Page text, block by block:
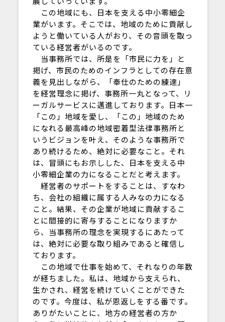
この地域にも、日本を支える中小零細企
業がいます。そこでは、地域のために貢献し
ようと働いている人がおり、その音頭を取っ
ている経営者がいるのです。
当事務所では、所是を「市民に力を」と
掲げ、市民のためのインフラとしての存在意
義を見出しながら、「奉仕のための練達」
を経営理念に掲げ、事務所一丸となって、リ
ーガルサービスに邁進しております。日本一
「この」地域を愛し、「この」地域のため
になれる最高峰の地域密着型法律事務所と
いうビジョンを叶え、そのような事務所で
あり続けるため、絶対に必要なこと。それ
は、冒頭にもお示しした、日本を支える中
小零細企業の力になることだと考えます。
経営者のサポートをすることは、すなわ
ち、会社の組織に属する人みなの力になる
こと。結果、その企業が地域に貢献するこ
とに間接的に寄与することになりますか
ら、当事務所の理念を実現するにあたって
は、絶対に必要な取り組みであると確信し
ております。
この地域で仕事を始めて、それなりの年数
が経ちました。私は、地域から支えられ、
生かされ、経営を続けていくことができた
のです。今度は、私が恩返しをする番です。
ありがたいことに、地方の経営者の方か